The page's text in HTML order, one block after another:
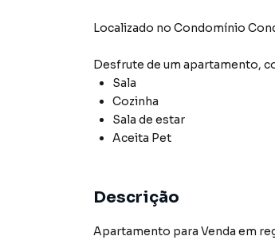
Localizado no Condomínio
Desfrute de um apartamento,
Sala
Cozinha
Sala de estar
Aceita Pet
Descrição
Apartamento para Venda em